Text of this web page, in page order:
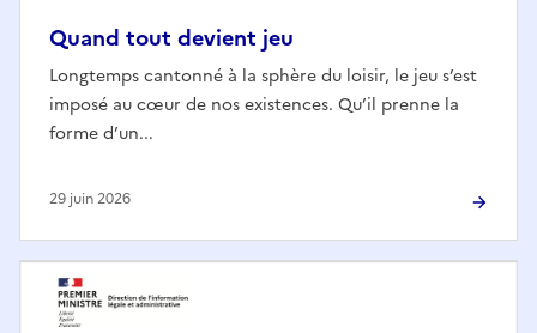
Quand tout devient jeu
Longtemps cantonné à la sphère du loisir, le jeu s’est
imposé au cœur de nos existences. Qu’il prenne la
forme d’un...
29 juin 2026